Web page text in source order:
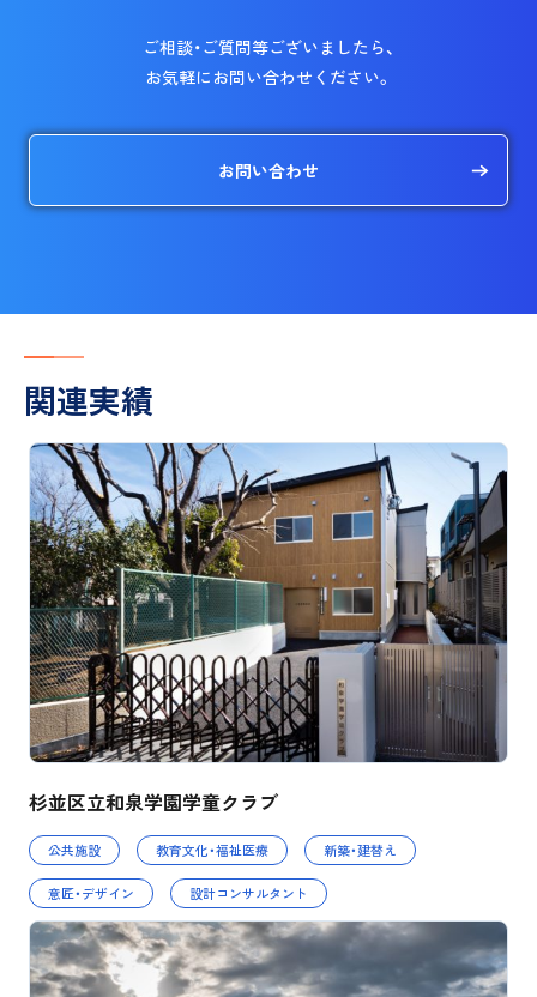
ご相談・ご質問等ございましたら、
お気軽にお問い合わせください。
お問い合わせ
関連実績
公共施設 教育文化・福祉医療 新築・建替え
意匠・デザイン 設計コンサルタント
杉並区立和泉学園学童クラブ